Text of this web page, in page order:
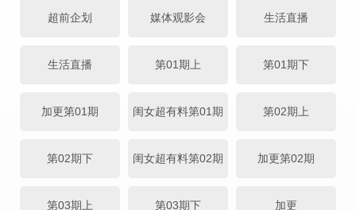
超前企划 媒体观影会 生活直播
生活直播 第01期上 第01期下
加更第01期 闺女超有料第01期 第02期上
第02期下 闺女超有料第02期 加更第02期
第03期上 第03期下 加更